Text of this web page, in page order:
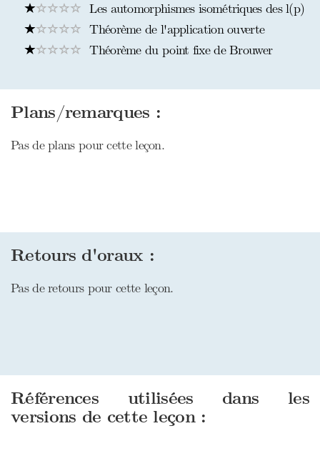
Les automorphismes isométriques des l(p)
Théorème de l'application ouverte
Théorème du point fixe de Brouwer
Plans/remarques :
Pas de plans pour cette leçon.
Retours d'oraux :
Pas de retours pour cette leçon.
Références utilisées dans les
versions de cette leçon :